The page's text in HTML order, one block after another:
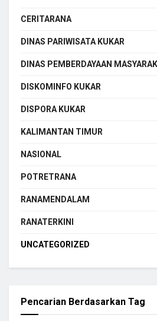
CERITARANA
DINAS PARIWISATA KUKAR
DINAS PEMBERDAYAAN
DISKOMINFO KUKAR
DISPORA KUKAR
KALIMANTAN TIMUR
NASIONAL
POTRETRANA
RANAMENDALAM
RANATERKINI
UNCATEGORIZED
Pencarian Berdasarkan Tag